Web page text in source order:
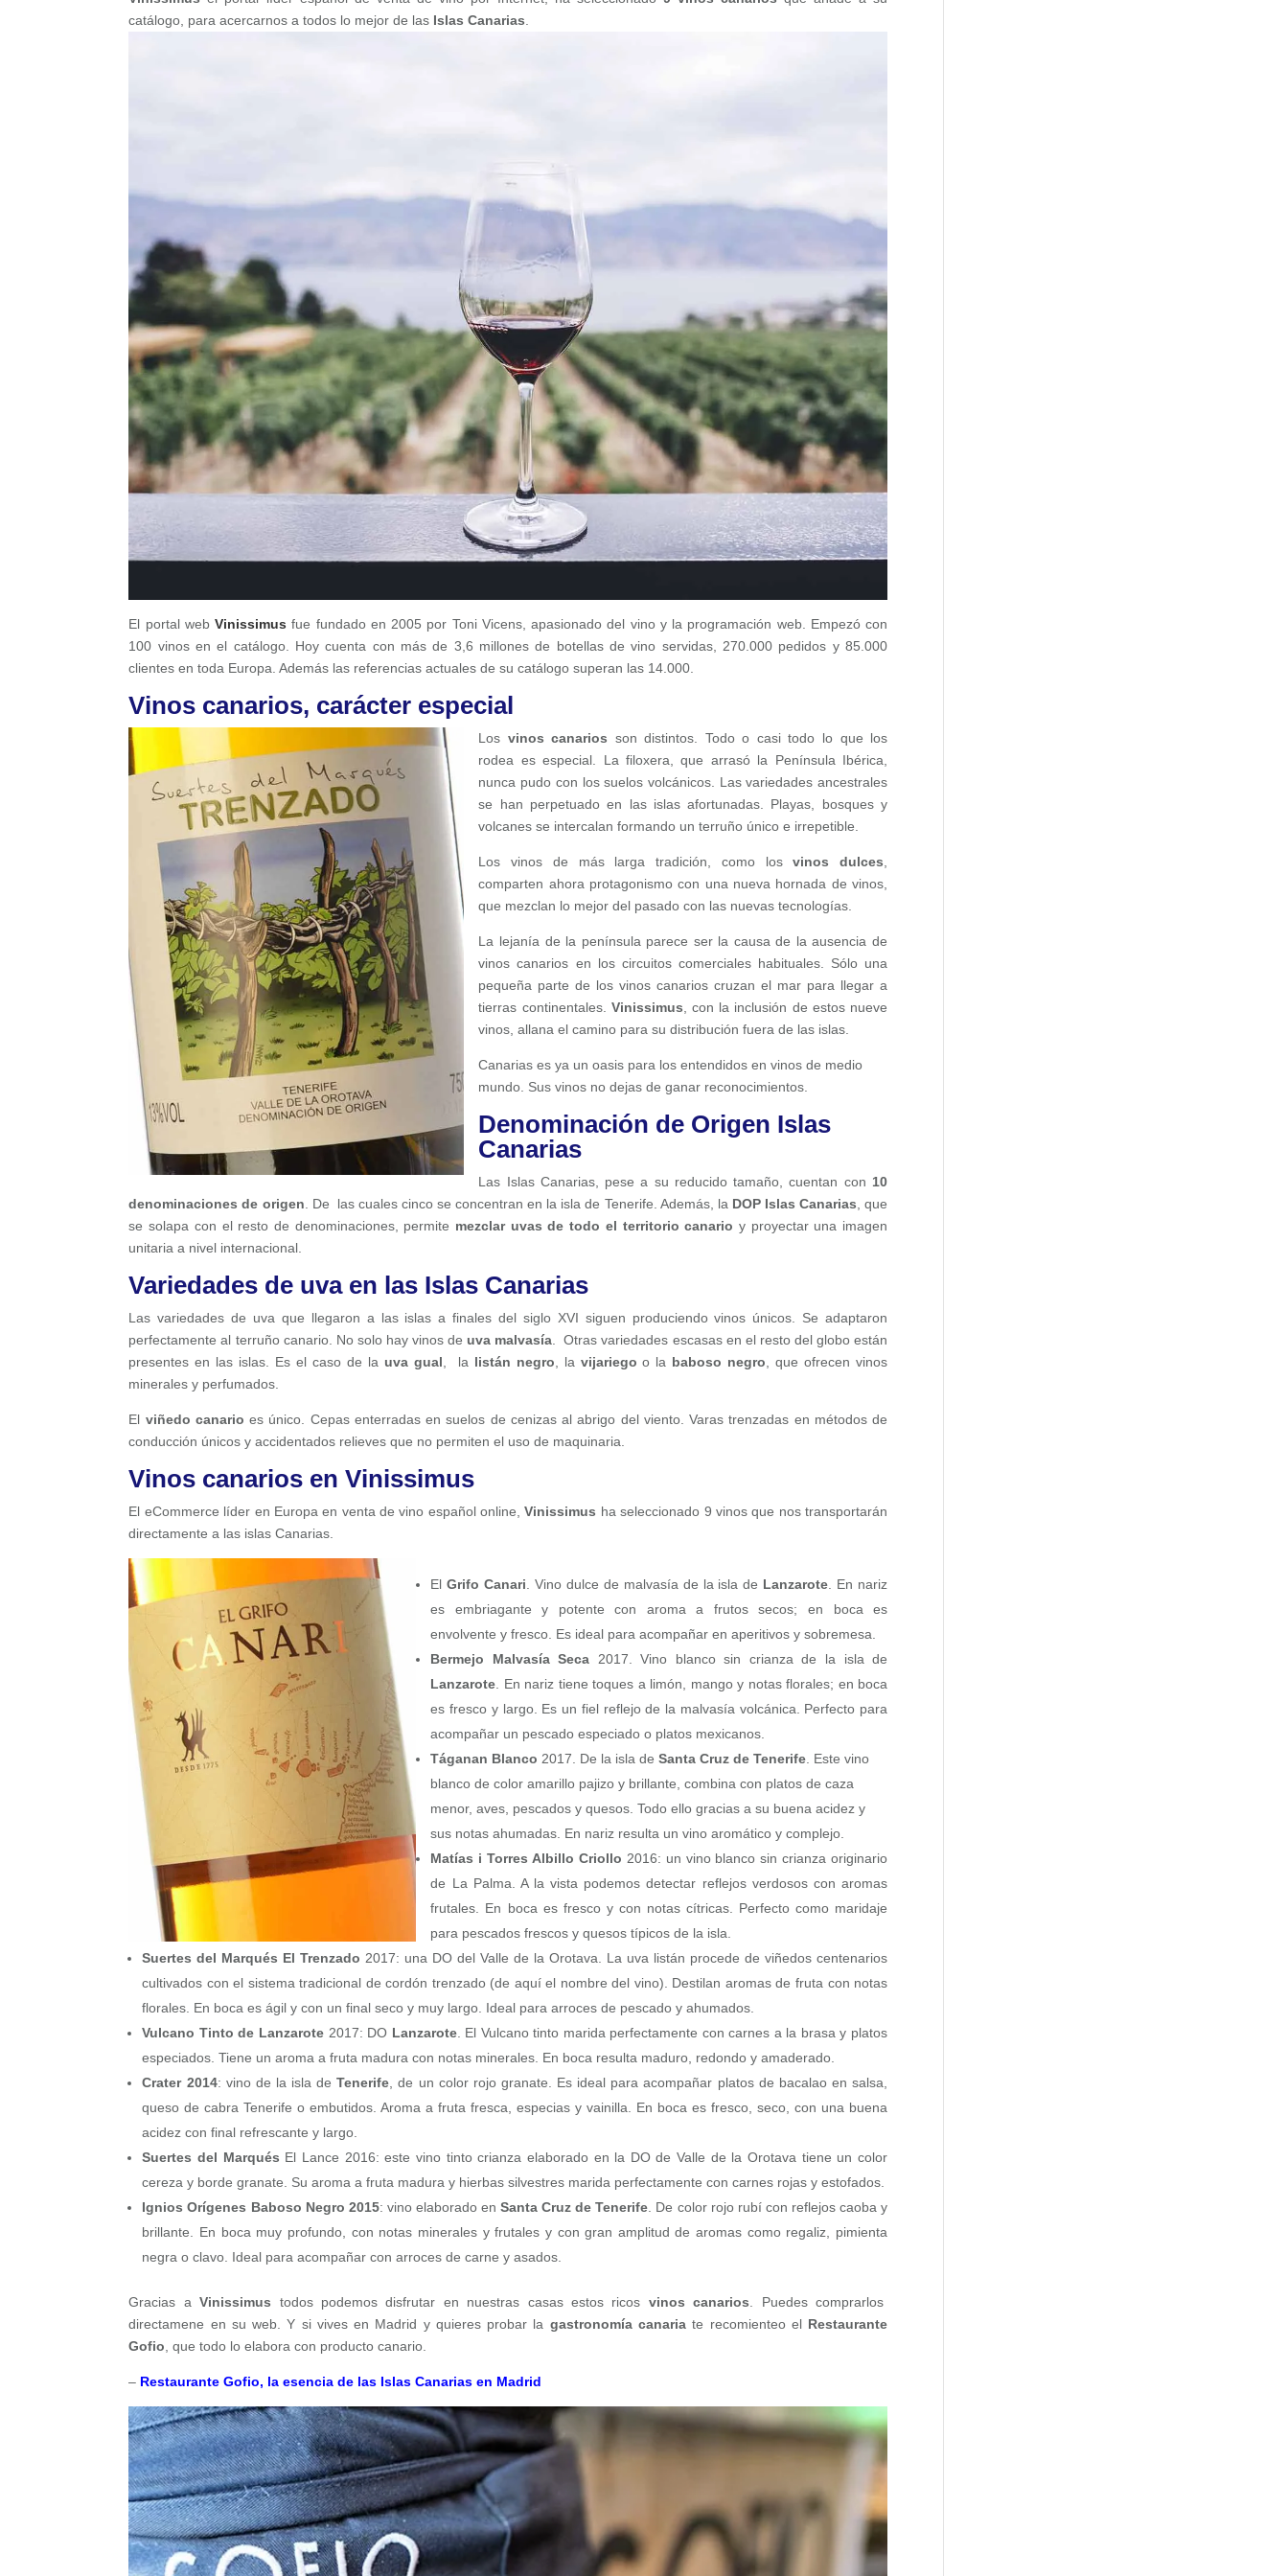
catálogo, para acercarnos a todos lo mejor de las Islas Canarias
El portal webVinissimusfue fundado en 2005 por Toni Vicens, apasionado del vino y la programación web. Empezó con
100 vinos en el catálogo. Hoy cuenta con más de 3,6 millones de botellas de vino servidas, 270.000 pedidos y 85.000
clientes en toda Europa. Además las referencias actuales de su catálogo superan las 14.000.
Vinos canarios, carácter especial
Los vinos canarios son distintos. Todo o casi todo lo que los
rodea es especial. La filoxera, que arrasó la Península Ibérica,
nunca pudo con los suelos volcánicos. Las variedades ancestrales
se han perpetuado en las islas afortunadas. Playas, bosques y
volcanes se intercalan formando un terruño único e irrepetible.
Los vinos de más larga tradición, como losvinos dulces,
comparten ahora protagonismo con una nueva hornada de vinos,
que mezclan lo mejor del pasado con las nuevas tecnologías.
La lejanía de la península parece ser la causa de la ausencia de
vinos canarios en los circuitos comerciales habituales. Sólo una
pequeña parte de los vinos canarios cruzan el mar para llegar a
tierras continentales. Vinissimus, con la inclusión de estos nueve
vinos, allana el camino para su distribución fuera de las islas.
Canarias es ya un oasis para los entendidos en vinos de medio
mundo. Sus vinos no dejas de ganar reconocimientos.
Denominación de Origen Islas
Canarias
Las Islas Canarias, pese a su reducido tamaño, cuentan con 10
denominaciones de origen. De las cuales cinco se concentran en la isla de Tenerife. Además, la DOP Islas Canarias, que
se solapa con el resto de denominaciones, permite mezclar uvas de todo el territorio canario y proyectar una imagen
unitaria a nivel internacional.
Variedades de uva en las Islas Canarias
Las variedades de uva que llegaron a las islas a finales del siglo XVI siguen produciendo vinos únicos. Se adaptaron
perfectamente al terruño canario. No solo hay vinos de uva malvasía. Otras variedades escasas en el resto del globo están
presentes en las islas. Es el caso de la uva gual, la listán negro, la vijariego o la baboso negro, que ofrecen vinos
minerales y perfumados.
El viñedo canario es único. Cepas enterradas en suelos de cenizas al abrigo del viento. Varas trenzadas en métodos de
conducción únicos y accidentados relieves que no permiten el uso de maquinaria.
Vinos canarios en Vinissimus
El eCommerce líder en Europa en venta de vino español online,Vinissimus ha seleccionado 9 vinos que nos transportarán
directamente a las islas Canarias.
ElGrifo Canari. Vino dulce de malvasía de la isla de Lanzarote. En nariz
es embriagante y potente con aroma a frutos secos; en boca es
envolvente y fresco. Es ideal para acompañar en aperitivos y sobremesa.
Bermejo Malvasía Seca 2017. Vino blanco sin crianza de la isla de
Lanzarote. En nariz tiene toques a limón, mango y notas florales; en boca
es fresco y largo. Es un fiel reflejo de la malvasía volcánica. Perfecto para
acompañar un pescado especiado o platos mexicanos.
Táganan Blanco 2017. De la isla deSanta Cruz de Tenerife. Este vino
blanco de color amarillo pajizo y brillante, combina con platos de caza
menor, aves, pescados y quesos. Todo ello gracias a su buena acidez y
sus notas ahumadas. En nariz resulta un vino aromático y complejo.
Matías i Torres Albillo Criollo 2016: un vino blanco sin crianza originario
de La Palma. A la vista podemos detectar reflejos verdosos con aromas
frutales. En boca es fresco y con notas cítricas. Perfecto como maridaje
para pescados frescos y quesos típicos de la isla.
Suertes del Marqués El Trenzado 2017: una DO del Valle de la Orotava. La uva listán procede de viñedos centenarios
cultivados con el sistema tradicional de cordón trenzado (de aquí el nombre del vino). Destilan aromas de fruta con notas
florales. En boca es ágil y con un final seco y muy largo. Ideal para arroces de pescado y ahumados.
Vulcano Tinto de Lanzarote 2017: DO Lanzarote. El Vulcano tinto marida perfectamente con carnes a la brasa y platos
especiados. Tiene un aroma a fruta madura con notas minerales. En boca resulta maduro, redondo y amaderado.
Crater 2014: vino de la isla deTenerife, de un color rojo granate. Es ideal para acompañar platos de bacalao en salsa,
queso de cabra Tenerife o embutidos. Aroma a fruta fresca, especias y vainilla. En boca es fresco, seco, con una buena
acidez con final refrescante y largo.
Suertes del Marqués El Lance 2016: este vino tinto crianza elaborado en la DO de Valle de la Orotava tiene un color
cereza y borde granate. Su aroma a fruta madura y hierbas silvestres marida perfectamente con carnes rojas y estofados.
Ignios Orígenes Baboso Negro 2015: vino elaborado enSanta Cruz de Tenerife. De color rojo rubí con reflejos caoba y
brillante. En boca muy profundo, con notas minerales y frutales y con gran amplitud de aromas como regaliz, pimienta
negra o clavo. Ideal para acompañar con arroces de carne y asados.
Gracias aVinissimus todos podemos disfrutar en nuestras casas estos ricos vinos canarios. Puedes comprarlos
directamene en su web. Y si vives en Madrid y quieres probar la gastronomía canaria te recomienteo el Restaurante
Gofio, que todo lo elabora con producto canario.
– Restaurante Gofio, la esencia de las Islas Canarias en Madrid